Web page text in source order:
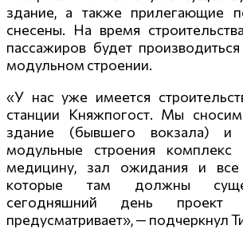
здание, а также прилегающие
снесены. На время
пассажиров будет
модульном строении.
«У нас уже имеется
станции Княжпогост. Мы
здание (бывшего вокзала) и
модульные строения комплекс
медицину, зал ожидания и все
которые там должны
сегодняшний день проект
предусматривает», — подчеркнул